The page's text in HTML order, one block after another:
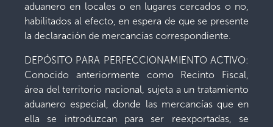
aduanero en locales o en lugares cercados o no,
habilitados al efecto, en espera de que se presente
la declaración de mercancías correspondiente.
DEPÓSITO PARA PERFECCIONAMIENTO ACTIVO:
Conocido anteriormente como Recinto Fiscal,
área del territorio nacional, sujeta a un tratamiento
aduanero especial, donde las mercancías que en
ella se introduzcan para ser reexportadas, se